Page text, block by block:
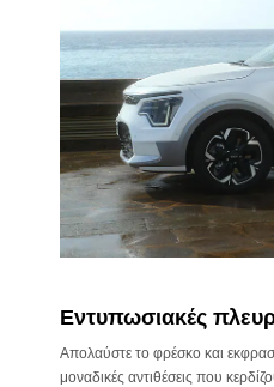
Εντυπωσιακές
Απολαύστε το φρέσκο και
μοναδικές αντιθέσεις που